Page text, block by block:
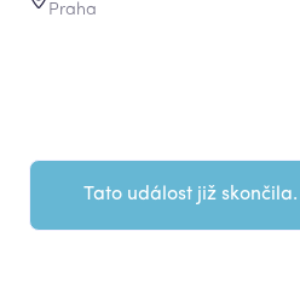
Praha
Tato událost již skončila.